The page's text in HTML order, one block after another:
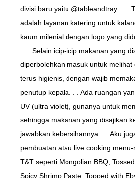
divisi baru yaitu @tableandtray . . .
adalah layanan katering untuk
kaum milenial dengan logo yang
. . . Selain icip-icip makanan yang
diperbolehkan masuk untuk melihat
terus higienis, dengan wajib
penutup kepala. . . Ada ruangan
UV (ultra violet), gunanya untuk
sehingga makanan yang disajikan
jawabkan kebersihannya. . . Aku
pembuatan atau live cooking
T&T seperti Mongolian BBQ,
Spicy Shrimp Paste, Topped with